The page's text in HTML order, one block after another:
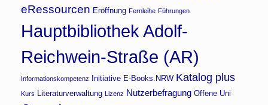
eRessourcen Eröffnung Fernleihe Führungen
Hauptbibliothek Adolf-
Reichwein-Straße (AR)
Informationskompetenz Initiative E-Books.NRW Katalog plus
Kurs Literaturverwaltung Lizenz Nutzerbefragung Offene Uni